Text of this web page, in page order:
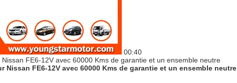
00:40
FE6-12V avec 60000 Kms de garantie et un ensemble neutre